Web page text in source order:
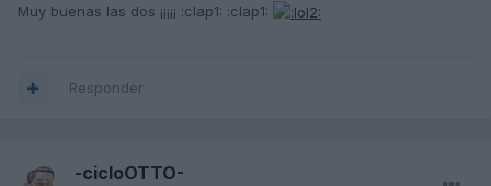
Muy buenas las dos ¡¡¡¡¡ :clap1: :clap1:
Responder
-cicloOTTO-